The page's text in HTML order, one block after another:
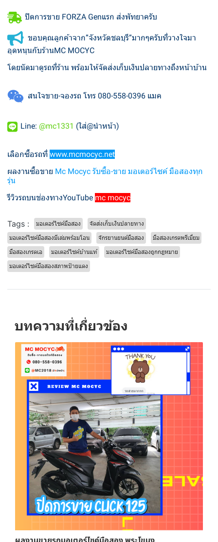
ปิดการขาย FORZA Genแรก ส่งพัทยาครับ
ขอบคุณลูกค้าจาก”จังหวัดชลบุรี”มากๆครับที่วางใจมา
อุดหนุนกับร้านMC MOCYC
โดยนัดมาดูรถที่ร้าน พร้อมให้จัดส่งเก็บเงินปลายทางถึงหน้าบ้าน
สนใจขาย-จองรถ โทร 080-558-0396 แมค
Line: @mc1331 (ใส่@นำหน้า)
เลือกซื้อรถที่ www.mcmocyc.net
ผลงานซื้อขาย Mc Mocyc รับซื้อ-ขาย มอเตอร์ไซค์ มือสองทุก
รุ่น
รีวิวรถบนช่องทางYouTube mc mocyc
Tags : มอเตอร์ไซค์มือสอง จัดส่งเก็บเงินปลายทาง
มอเตอร์ไซค์มือสองมีเล่มพร้อมโอน จักรยานยนต์มือสอง มือสองเกรดพรีเมี่ยม
มือสองเกรดเอ มอเตอร์ไซค์บ้านแท้ มอเตอร์ไซค์มือสองถูกกฎหมาย
มอเตอร์ไซค์มือสองสภาพป้ายแดง
บทความที่เกี่ยวข้อง